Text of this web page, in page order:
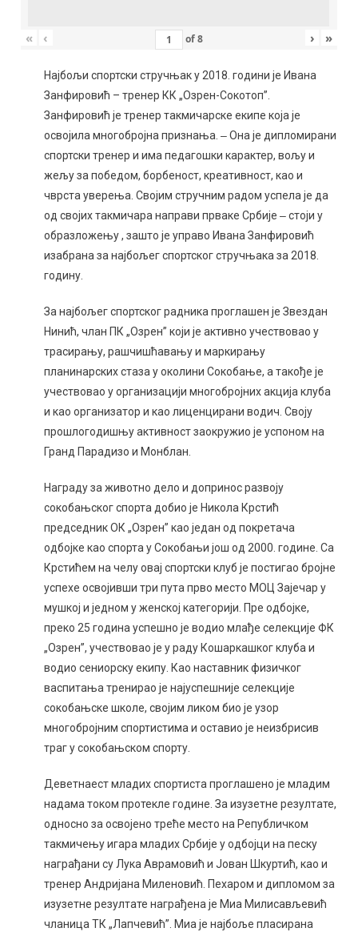
« ‹ of8 › »
Најбољи спортски стручњак у 2018. години је Ивана
Занфировић – тренер КК „Озрен-Сокотоп”.
Занфировић је тренер такмичарске екипе која је
освојила многобројна признања. ‒ Она је дипломирани
спортски тренер и има педагошки карактер, вољу и
жељу за победом, борбеност, креативност, као и
чврста уверења. Својим стручним радом успела је да
од својих такмичара направи прваке Србије ‒ стоји у
образложењу , зашто је управо Ивана Занфировић
изабрана за најбољег спортског стручњака за 2018.
годину.
За најбољег спортског радника проглашен је Звездан
Нинић, члан ПК „Озрен” који је активно учествовао у
трасирању, рашчишћавању и маркирању
планинарских стаза у околини Сокобање, а такође је
учествовао у организацији многобројних акција клуба
и као организатор и као лиценцирани водич. Своју
прошлогодишњу активност заокружио је успоном на
Гранд Парадизо и Монблан.
Награду за животно дело и допринос развоју
сокобањског спорта добио је Никола Крстић
председник ОК „Озрен” као један од покретача
одбојке као спорта у Сокобањи још од 2000. године. Са
Крстићем на челу овај спортски клуб је постигао бројне
успехе освојивши три пута прво место МОЦ Зајечар у
мушкој и једном у женској категорији. Пре одбојке,
преко 25 година успешно је водио млађе селекције ФК
„Озрен”, учествовао је у раду Кошаркашког клуба и
водио сениорску екипу. Као наставник физичког
васпитања тренирао је најуспешније селекције
сокобањске школе, својим ликом био је узор
многобројним спортистима и оставио је неизбрисив
траг у сокобањском спорту.
Деветнаест младих спортиста проглашено је младим
надама током протекле године. За изузетне резултате,
односно за освојено треће место на Републичком
такмичењу игара младих Србије у одбојци на песку
награђани су Лука Аврамовић и Јован Шкуртић, као и
тренер Андријана Миленовић. Пехаром и дипломом за
изузетне резултате награђена је Миа Милисављевић
чланица ТК „Лапчевић”. Миа је најбоље пласирана